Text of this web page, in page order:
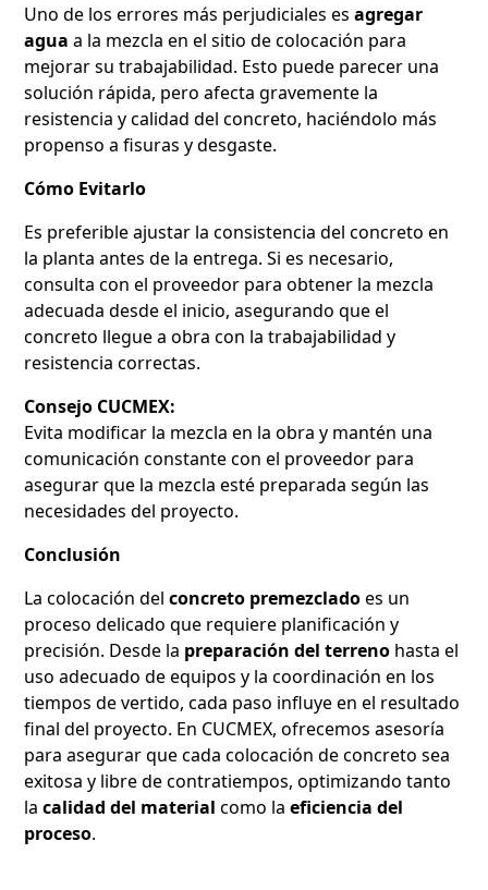
Uno de los errores más perjudiciales esagregar
agua a la mezcla en el sitio de colocación para
mejorar su trabajabilidad. Esto puede parecer una
solución rápida, pero afecta gravemente la
resistencia y calidad del concreto, haciéndolo más
propenso a fisuras y desgaste.
Cómo Evitarlo
Es preferible ajustar la consistencia del concreto en
la planta antes de la entrega. Si es necesario,
consulta con el proveedor para obtener la mezcla
adecuada desde el inicio, asegurando que el
concreto llegue a obra con la trabajabilidad y
resistencia correctas.
Consejo CUCMEX:
Evita modificar la mezcla en la obra y mantén una
comunicación constante con el proveedor para
asegurar que la mezcla esté preparada según las
necesidades del proyecto.
Conclusión
La colocación delconcreto premezcladoes un
proceso delicado que requiere planificación y
precisión. Desde la preparación del terreno hasta el
uso adecuado de equipos y la coordinación en los
tiempos de vertido, cada paso influye en el resultado
final del proyecto. En CUCMEX, ofrecemos asesoría
para asegurar que cada colocación de concreto sea
exitosa y libre de contratiempos, optimizando tanto
lacalidad del material como laeficiencia del
proceso.